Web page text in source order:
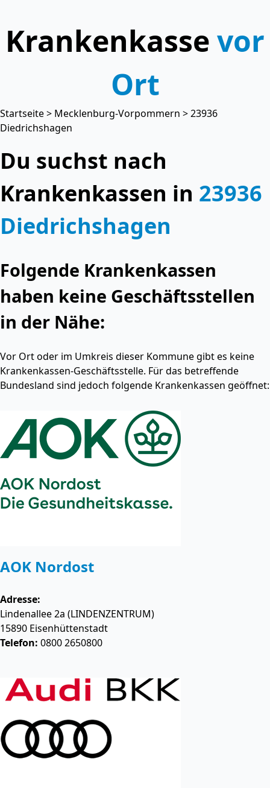
Krankenkasse vor
Ort
Startseite> Mecklenburg-Vorpommern > 23936
Diedrichshagen
Du suchst nach
Krankenkassen in 23936
Diedrichshagen
Folgende Krankenkassen
haben keine Geschäftsstellen
in der Nähe:
Vor Ort oder im Umkreis dieser Kommune gibt es keine
Krankenkassen-Geschäftsstelle. Für das betreffende
Bundesland sind jedoch folgende Krankenkassen geöffnet:
AOK Nordost
Adresse:
Lindenallee 2a (LINDENZENTRUM)
15890 Eisenhüttenstadt
Telefon: 0800 2650800